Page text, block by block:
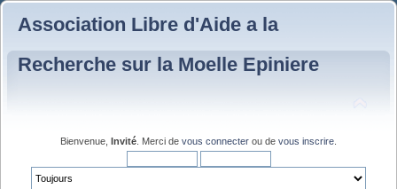
Association Libre d'Aide a la
Recherche sur la Moelle Epiniere
Bienvenue, Invité . Merci de vous connecter ou de vous inscrire